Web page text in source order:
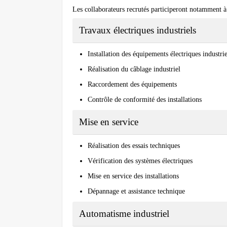
Les collaborateurs recrutés participeront notamment
Travaux électriques industriels
Installation des équipements électriques
Réalisation du câblage industriel
Raccordement des équipements
Contrôle de conformité des installations
Mise en service
Réalisation des essais techniques
Vérification des systèmes électriques
Mise en service des installations
Dépannage et assistance technique
Automatisme industriel